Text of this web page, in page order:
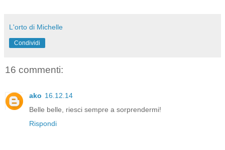
L'orto di Michelle
Condividi
16 commenti:
ako 16.12.14
Belle belle, riesci sempre a sorprendermi!
Rispondi